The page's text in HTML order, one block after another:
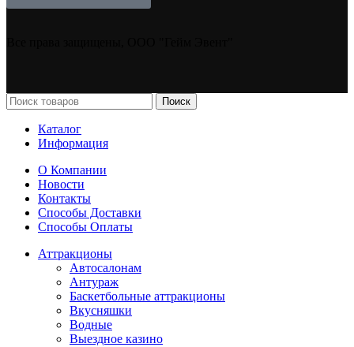
Поиск
Каталог
Информация
О Компании
Новости
Контакты
Способы Доставки
Способы Оплаты
Аттракционы
Автосалонам
Антураж
Баскетбольные аттракционы
Вкусняшки
Водные
Выездное казино